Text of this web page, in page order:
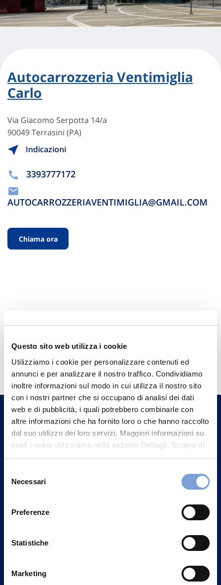
Questo sito web utilizza i cookie
Utilizziamo i cookie per personalizzare contenuti ed
annunci e per analizzare il nostro traffico. Condividiamo
inoltre informazioni sul modo in cui utilizza il nostro sito
con i nostri partner che si occupano di analisi dei dati
web e di pubblicità, i quali potrebbero combinarle con
altre informazioni che ha fornito loro o che hanno raccolto
dal suo utilizzo dei loro servizi. Maggiori informazioni su
quali cookie utilizziamo nella sezione Dettagli. Scopra di
più su chi siamo, come può contattarci e come trattiamo i
può trovare nel footer del sito nella sezione "Informativa
delNecessari
Preferenze
Statistiche
Marketing
Autocarrozzeria Ventimiglia
Carlo
Via Giacomo Serpotta 14/a
90049 Terrasini (PA)
Indicazioni
3393777172
AUTOCARROZZERIAVENTIMIGLIA@GMAIL.COM
Chiama ora
Hai bisogno di
informazioni?
Trova l'Agenzia più vicina a te e parla con
un nostro Agente.
Contattaci